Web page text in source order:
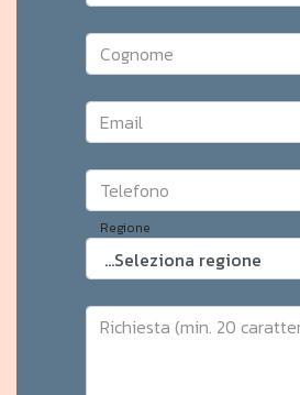
Cognome
Email
Telefono
Regione
Richiesta (min. 20